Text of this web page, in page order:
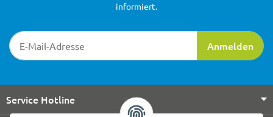
Newsletter-Registrierung
Anmelden
informiert.
Service Hotline